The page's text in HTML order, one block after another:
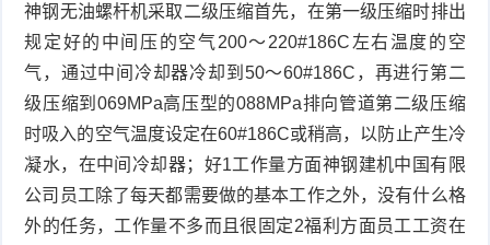
神钢无油螺杆机采取二级压缩首先，在第一级压缩时排出
规定好的中间压的空气200～220#186C左右温度的空
气，通过中间冷却器冷却到50～60#186C，再进行第二
级压缩到069MPa高压型的088MPa排向管道第二级压缩
时吸入的空气温度设定在60#186C或稍高，以防止产生冷
凝水，在中间冷却器；好1工作量方面神钢建机中国有限
公司员工除了每天都需要做的基本工作之外，没有什么格
外的任务，工作量不多而且很固定2福利方面员工工资在